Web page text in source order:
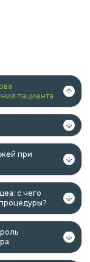
в
по должности,
пациента
при
с чего